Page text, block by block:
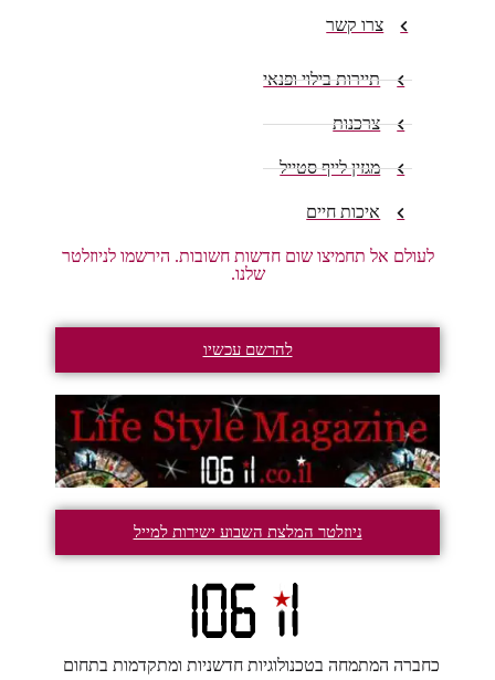
צרו קשר
תיירות בילוי ופנאי
צרכנות
מגזין לייף סטייל
איכות חיים
לעולם אל תחמיצו שום חדשות חשובות. הירשמו לניוזלטר
שלנו.
להרשם עכשיו
ניוזלטר המלצת השבוע ישירות למייל
כחברה המתמחה בטכנולוגיות חדשניות ומתקדמות בתחום